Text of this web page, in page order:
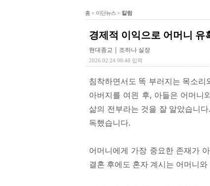
홈 > 이단뉴스 > 칼럼
경제적 이익으로 어머니 유
현대종교 | 조하나 실장
2026.02.24 08:48 입력
침착하면서도 똑 부러지는 목소
아버지를 여읜 후, 아들은 어머니
삶의 전부라는 것을 잘 알았습니
독했습니다.
어머니에게 가장 중요한 존재가
결혼 후에도 혼자 계시는 어머니